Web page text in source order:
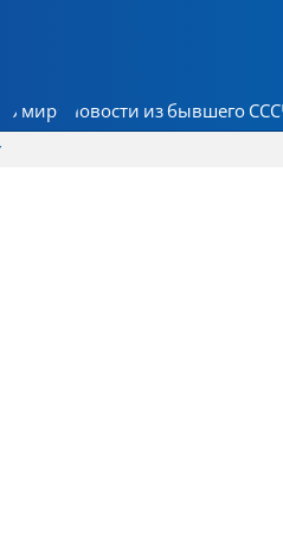
В мире Новости из бывшего СССР